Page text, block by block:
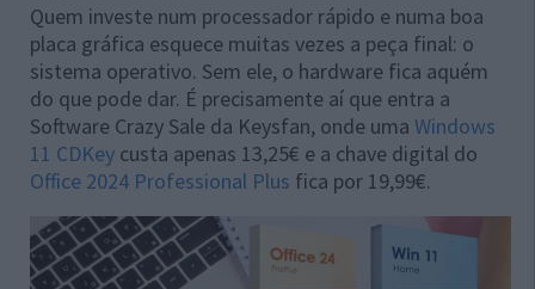
Quem investe num processador rápido e numa boa
placa gráfica esquece muitas vezes a peça final: o
sistema operativo. Sem ele, o hardware fica aquém
do que pode dar. É precisamente aí que entra a
Software Crazy Sale da Keysfan, onde uma Windows
11 CDKey custa apenas 13,25€ e a chave digital do
Office 2024 Professional Plus fica por 19,99€.